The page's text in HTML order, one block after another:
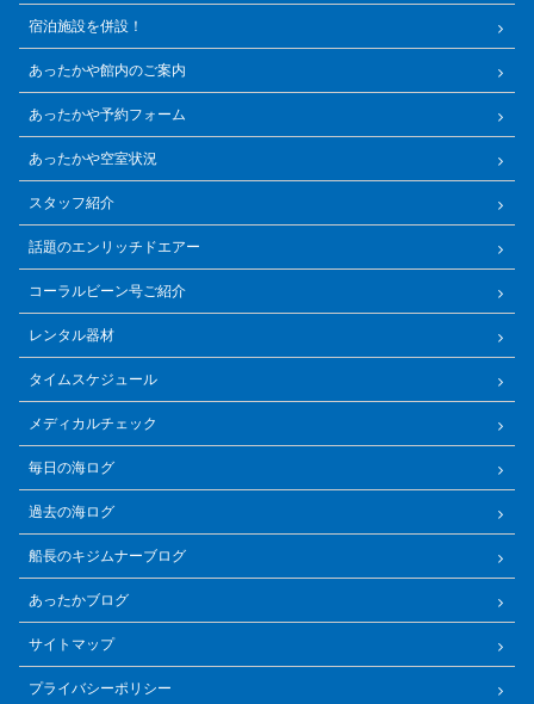
宿泊施設を併設！
あったかや館内のご案内
あったかや予約フォーム
あったかや空室状況
スタッフ紹介
話題のエンリッチドエアー
コーラルビーン号ご紹介
レンタル器材
タイムスケジュール
メディカルチェック
毎日の海ログ
過去の海ログ
船長のキジムナーブログ
あったかブログ
サイトマップ
プライバシーポリシー